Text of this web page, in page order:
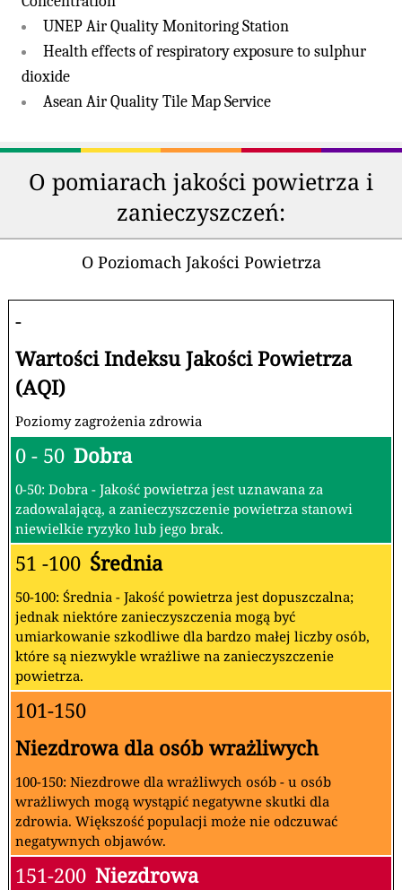
UNEP Air Quality Monitoring Station
Health effects of respiratory exposure to sulphur
dioxide
Asean Air Quality Tile Map Service
O pomiarach jakości powietrza i
zanieczyszczeń:
O Poziomach Jakości Powietrza
-
Wartości Indeksu Jakości Powietrza
(AQI)
Poziomy zagrożenia zdrowia
0 - 50 Dobra
0-50: Dobra - Jakość powietrza jest uznawana za
zadowalającą, a zanieczyszczenie powietrza stanowi
niewielkie ryzyko lub jego brak.
51 -100 Średnia
50-100: Średnia - Jakość powietrza jest dopuszczalna;
jednak niektóre zanieczyszczenia mogą być
umiarkowanie szkodliwe dla bardzo małej liczby osób,
które są niezwykle wrażliwe na zanieczyszczenie
powietrza.
101-150
Niezdrowa dla osób wrażliwych
100-150: Niezdrowe dla wrażliwych osób - u osób
wrażliwych mogą wystąpić negatywne skutki dla
zdrowia. Większość populacji może nie odczuwać
negatywnych objawów.
151-200 Niezdrowa